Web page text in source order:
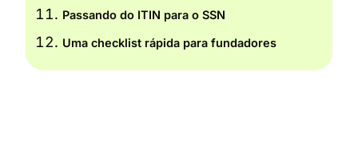
Passando do ITIN para o SSN
Uma checklist rápida para fundadores